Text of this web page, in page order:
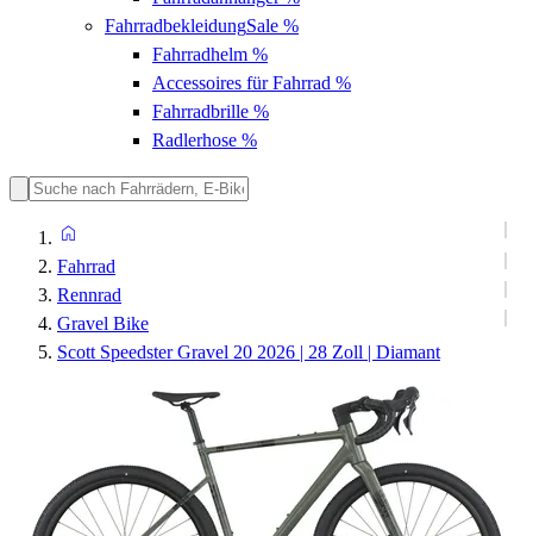
FahrradbekleidungSale %
Fahrradhelm %
Accessoires für Fahrrad %
Fahrradbrille %
Radlerhose %
Fahrrad
Rennrad
Gravel Bike
Scott Speedster Gravel 20 2026 | 28 Zoll | Diamant